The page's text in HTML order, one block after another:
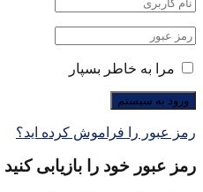
مرا به خاطر بسپار
رمز عبور را فراموش کرده اید؟
رمز عبور خود را بازیابی کنید